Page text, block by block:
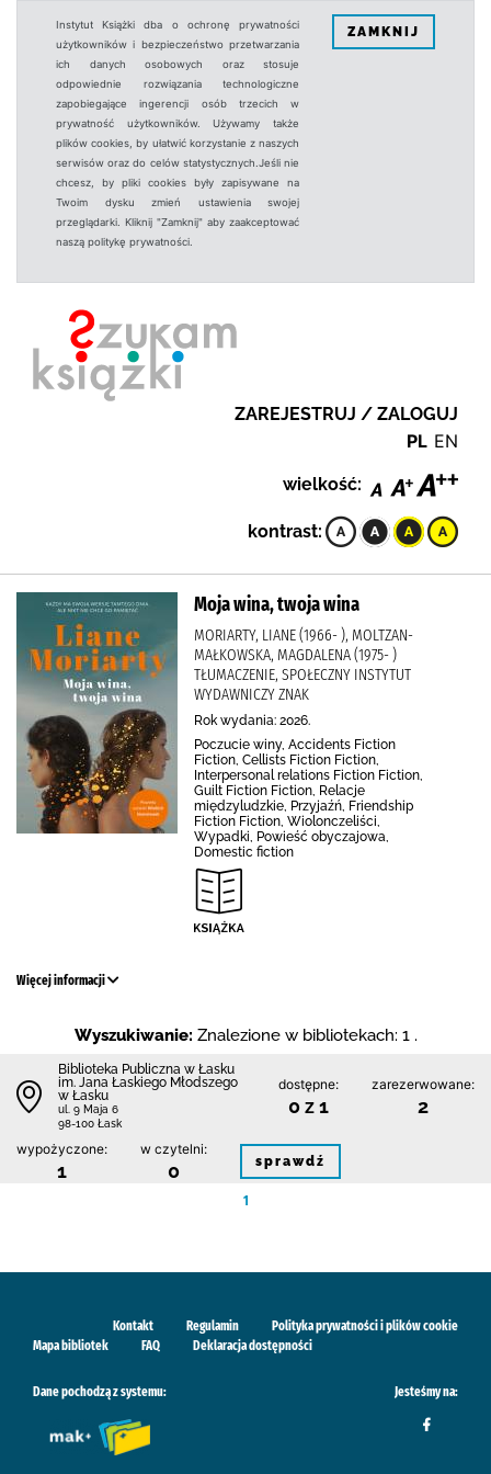
Instytut Książki dba o ochronę prywatności
użytkowników i bezpieczeństwo przetwarzania
ich danych osobowych oraz stosuje
odpowiednie rozwiązania technologiczne
zapobiegające ingerencji osób trzecich w
prywatność użytkowników. Używamy także
plików cookies, by ułatwić korzystanie z naszych
serwisów oraz do celów statystycznych.Jeśli nie
chcesz, by pliki cookies były zapisywane na
Twoim dysku zmień ustawienia swojej
przeglądarki. Kliknij "Zamknij" aby zaakceptować
naszą politykę prywatności.
ZAMKNIJ
ZAREJESTRUJ / ZALOGUJ
PL EN
wielkość:
kontrast:
Moja wina, twoja wina
MORIARTY, LIANE (1966- ), MOLTZAN-
MAŁKOWSKA, MAGDALENA (1975- )
TŁUMACZENIE, SPOŁECZNY INSTYTUT
WYDAWNICZY ZNAK
Rok wydania: 2026.
Poczucie winy, Accidents Fiction
Fiction, Cellists Fiction Fiction,
Interpersonal relations Fiction Fiction,
Guilt Fiction Fiction, Relacje
międzyludzkie, Przyjaźń, Friendship
Fiction Fiction, Wiolonczeliści,
Wypadki, Powieść obyczajowa,
Domestic fiction
Więcej informacji
Wyszukiwanie: Znalezione w bibliotekach: 1 .
Biblioteka Publiczna w Łasku
im. Jana Łaskiego Młodszego
w Łasku
ul. 9 Maja 6
98-100 Łask
dostępne:
0 z 1
zarezerwowane:
2
wypożyczone:
1
w czytelni:
0 sprawdź
1
Kontakt Regulamin
Polityka prywatności i plików cookie
Mapa bibliotek
FAQ Deklaracja dostępności
Dane pochodzą z systemu: Jesteśmy na: